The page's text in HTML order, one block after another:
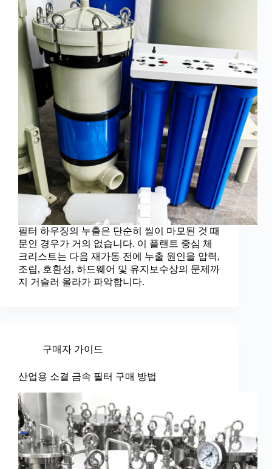
필터 하우징의 누출은 단순히 씰이 마모된 것 때
문인 경우가 거의 없습니다. 이 플랜트 중심 체
크리스트는 다음 재가동 전에 누출 원인을 압력,
조립, 호환성, 하드웨어 및 유지보수상의 문제까
지 거슬러 올라가 파악합니다.
구매자 가이드
산업용 소결 금속 필터 구매 방법